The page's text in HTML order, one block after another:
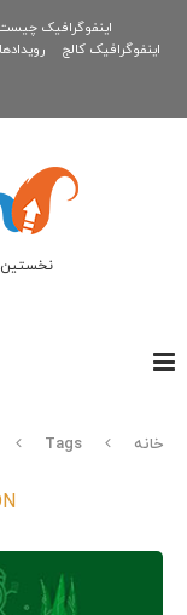
اینفوگرافیک
اینفوگرافیک کالج
رویدادها
خانه Tags